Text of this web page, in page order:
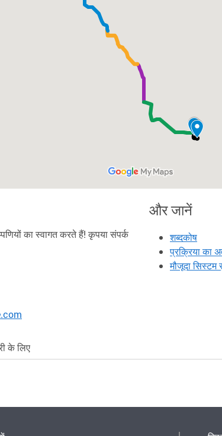
का स्वागत करते हैं! कृपया संपर्क
और जानें
शब्दकोष
प्रक्रिया का
मौजूदा सिस्टम
के लिए